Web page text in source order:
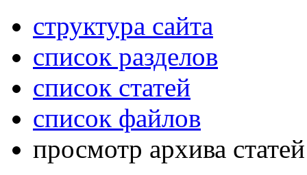
структура сайта
список разделов
список статей
список файлов
просмотр архива статей